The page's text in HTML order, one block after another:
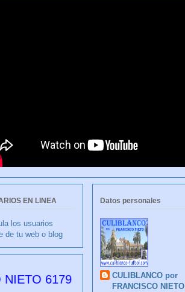
EN LINEA
los usuarios
de tu web o blog
6179 días desde su creación
Datos personales
CULIBLANCO por
FRANCISCO NIETO